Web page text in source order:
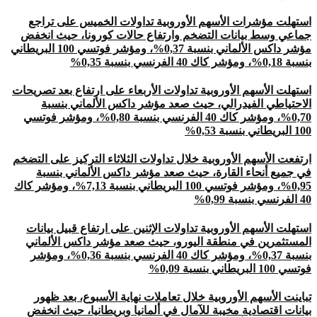
استهلت مؤشرات الأسهم الأوروبية تداولات الخميس على تراجع
جماعي وسط بيانات التضخم وارتفاع حالات كورونا، حيث انخفض
مؤشر داكس الألماني بنسبة 0,37%، ومؤشر فوتسي 100 البريطاني
بنسبة 0,18%، ومؤشر كاك 40 الفرنسي بنسبة 0,35%
استهلت الأسهم الأوروبية تداولات الأربعاء على ارتفاع بعد تصريحات
الاحتياطي الفيدرالي، حيث صعد مؤشر داكس الألماني بنسبة
0,70%، ومؤشر كاك 40 الفرنسي بنسبة 0,80%، ومؤشر فوتسي
100 البريطاني بنسبة 0,53%
ارتفعت الأسهم الأوروبية خلال تداولات الثلاثاء التركيز على التضخم
في جميع أنحاء القارة، حيث صعد مؤشر داكس الألماني بنسبة
0,95%، ومؤشر فوتسي 100 البريطاني بنسبة 7,13%، ومؤشر كاك
40 الفرنسي بنسبة 0,99%
استهلت الأسهم الأوروبية تداولات الإثنين على ارتفاع قبيل بيانات
المستثمرين في منطقة اليورو، حيث صعد مؤشر داكس الألماني
بنسبة 0,37%، ومؤشر كاك 40 الفرنسي بنسبة 0,36%، ومؤشر
فوتسي 100 البريطاني بنسبة 0,09%
تباينت الأسهم الأوروبية خلال تعاملات نهاية الأسبوع، بعد ظهور
بيانات اقتصادية مخيبة للآمال في ألمانيا وبريطانيا، حيث انخفض